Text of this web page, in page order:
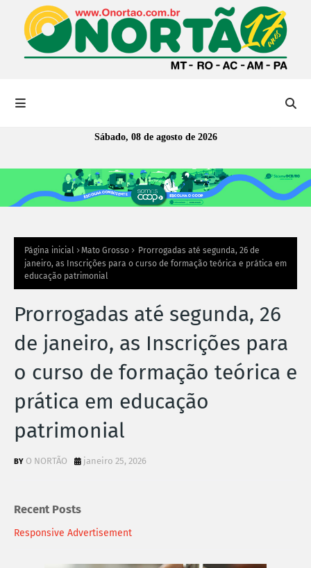
Sábado, 08 de agosto de 2026
Página inicial Mato Grosso
Prorrogadas até segunda, 26 de
janeiro, as Inscrições para o curso de formação teórica e prática em
educação patrimonial
Prorrogadas até segunda, 26
de janeiro, as Inscrições para
o curso de formação teórica e
prática em educação
patrimonial
O NORTÃO janeiro 25, 2026
Recent Posts
Responsive Advertisement